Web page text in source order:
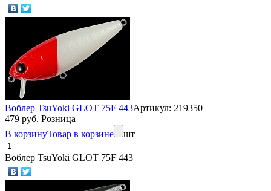
Воблер TsuYoki GLOT 75F 443Артикул: 219350
479 руб. Розница
В корзинуТовар в корзине шт
Воблер TsuYoki GLOT 75F 443